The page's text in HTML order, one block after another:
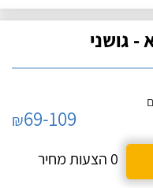
גושני
₪69-109
0 הצעות מחיר